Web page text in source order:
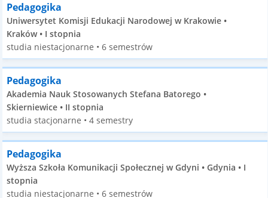
Pedagogika
Uniwersytet Komisji Edukacji Narodowej w Krakowie •
Kraków • I stopnia
studia niestacjonarne • 6 semestrów
Pedagogika
Akademia Nauk Stosowanych Stefana Batorego •
Skierniewice • II stopnia
studia stacjonarne • 4 semestry
Pedagogika
Wyższa Szkoła Komunikacji Społecznej w Gdyni • Gdynia • I
stopnia
studia niestacjonarne • 6 semestrów